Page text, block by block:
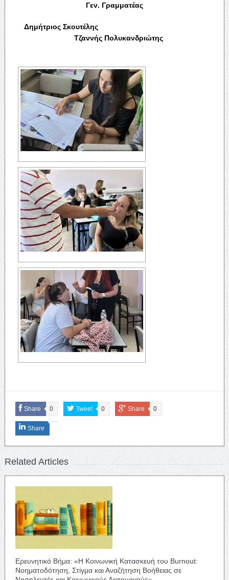
Γεν. Γραμματέας
Δημήτριος Σκουτέλης
Τζαννής Πολυκανδριώτης
Share 0 Tweet 0 Share 0
Share
Related Articles
Ερευνητικό Βήμα: «Η Κοινωνική Κατασκευή του Burnout:
Νοηματοδότηση, Στίγμα και Αναζήτηση Βοήθειας σε